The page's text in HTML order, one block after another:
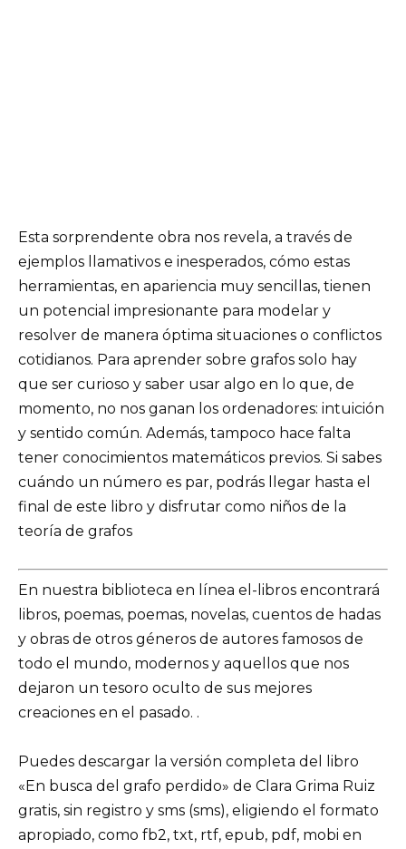
Esta sorprendente obra nos revela, a través de
ejemplos llamativos e inesperados, cómo estas
herramientas, en apariencia muy sencillas, tienen
un potencial impresionante para modelar y
resolver de manera óptima situaciones o conflictos
cotidianos. Para aprender sobre grafos solo hay
que ser curioso y saber usar algo en lo que, de
momento, no nos ganan los ordenadores: intuición
y sentido común. Además, tampoco hace falta
tener conocimientos matemáticos previos. Si sabes
cuándo un número es par, podrás llegar hasta el
final de este libro y disfrutar como niños de la
teoría de grafos
En nuestra biblioteca en línea el-libros encontrará
libros, poemas, poemas, novelas, cuentos de hadas
y obras de otros géneros de autores famosos de
todo el mundo, modernos y aquellos que nos
dejaron un tesoro oculto de sus mejores
creaciones en el pasado. .
Puedes descargar la versión completa del libro
«En busca del grafo perdido» de Clara Grima Ruiz
gratis, sin registro y sms (sms), eligiendo el formato
apropiado, como fb2, txt, rtf, epub, pdf, mobi en